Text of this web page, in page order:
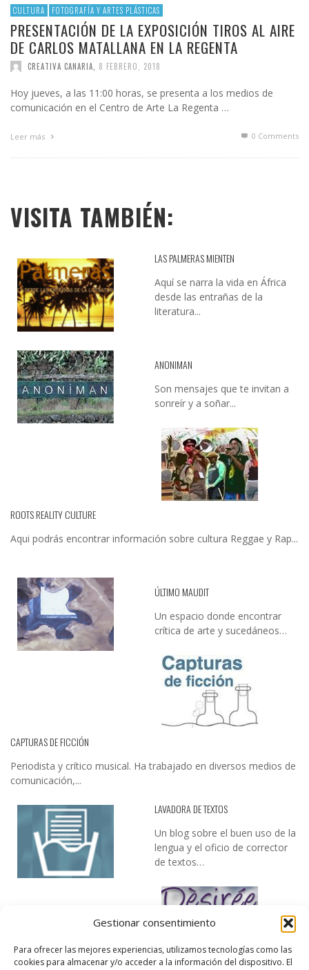
Gestionar consentimiento
Para ofrecer las mejores experiencias, utilizamos tecnologías como las
cookies para almacenar y/o acceder a la información del dispositivo. El
CULTURA FOTOGRAFÍA Y ARTES PLÁSTICAS
PRESENTACIÓN DE LA EXPOSICIÓN TIROS AL AIRE
DE CARLOS MATALLANA EN LA REGENTA
CREATIVA CANARIA 8 FEBRERO, 2018
Hoy jueves, a las 11:00 horas, se presenta a los medios de
comunicación en el Centro de Arte La Regenta …
Leer más 0 Comments
VISITA TAMBIÉN:
LAS PALMERAS MIENTEN
Aquí se narra la vida en África
desde las entrañas de la
literatura...
ANONIMAN
Son mensajes que te invitan a
sonreír y a soñar...
ROOTS REALITY CULTURE
Aqui podrás encontrar información sobre cultura Reggae y Rap...
ÚLTIMO MAUDIT
Un espacio donde encontrar
crítica de arte y sucedáneos…
CAPTURAS DE FICCIÓN
Periodista y crítico musical. Ha trabajado en diversos medios de
comunicación,...
LAVADORA DE TEXTOS
Un blog sobre el buen uso de la
lengua y el oficio de corrector
de textos…